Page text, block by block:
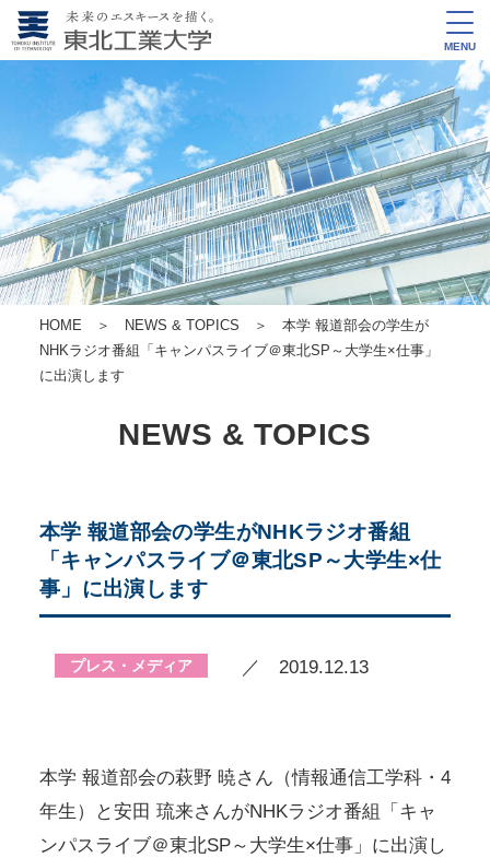
MENU
HOME ＞ NEWS & TOPICS ＞ 本学 報道部会の学生が
NHKラジオ番組「キャンパスライブ＠東北SP～大学生×仕事」
に出演します
NEWS & TOPICS
本学 報道部会の学生がNHKラジオ番組
「キャンパスライブ＠東北SP～大学生×仕
事」に出演します
プレス・メディア ／ 2019.12.13
本学 報道部会の萩野 暁さん（情報通信工学科・4
年生）と安田 琉来さんがNHKラジオ番組「キャ
ンパスライブ＠東北SP～大学生×仕事」に出演し